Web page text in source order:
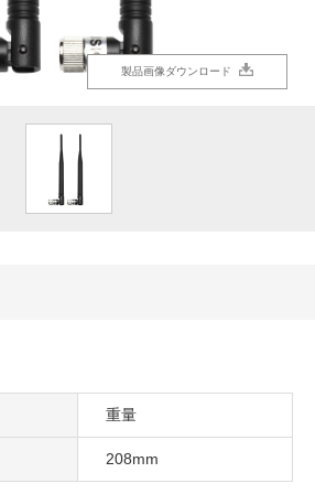
製品画像ダウンロード
重量
208mm